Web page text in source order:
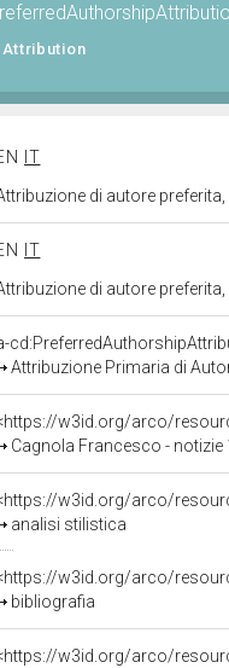
IT
di autore
IT
di autore
Attribuzione Primaria di
w3id.org/arco/
Cagnola Francesco - notizie
w3id.org/arco/
analisi stilistica
w3id.org/arco/
bibliografia
w3id.org/arco/